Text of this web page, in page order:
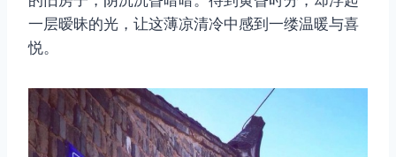
一层暧昧的光，让这薄凉清冷中感到一缕温暖与喜
悦。